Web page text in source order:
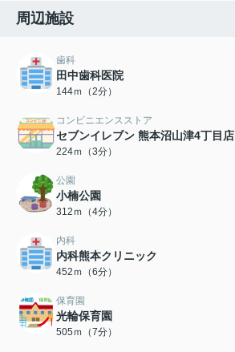
周辺施設
歯科
田中歯科医院
144ｍ（2分）
コンビニエンスストア
セブンイレブン 熊本沼山津4丁目店
224ｍ（3分）
公園
小楠公園
312ｍ（4分）
内科
内科熊本クリニック
452ｍ（6分）
保育園
光輪保育園
505ｍ（7分）